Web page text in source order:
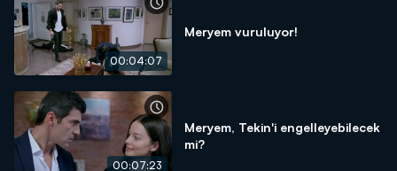
00:04:07
Meryem vuruluyor!
00:07:23
Meryem, Tekin'i engelleyebilecek
mi?